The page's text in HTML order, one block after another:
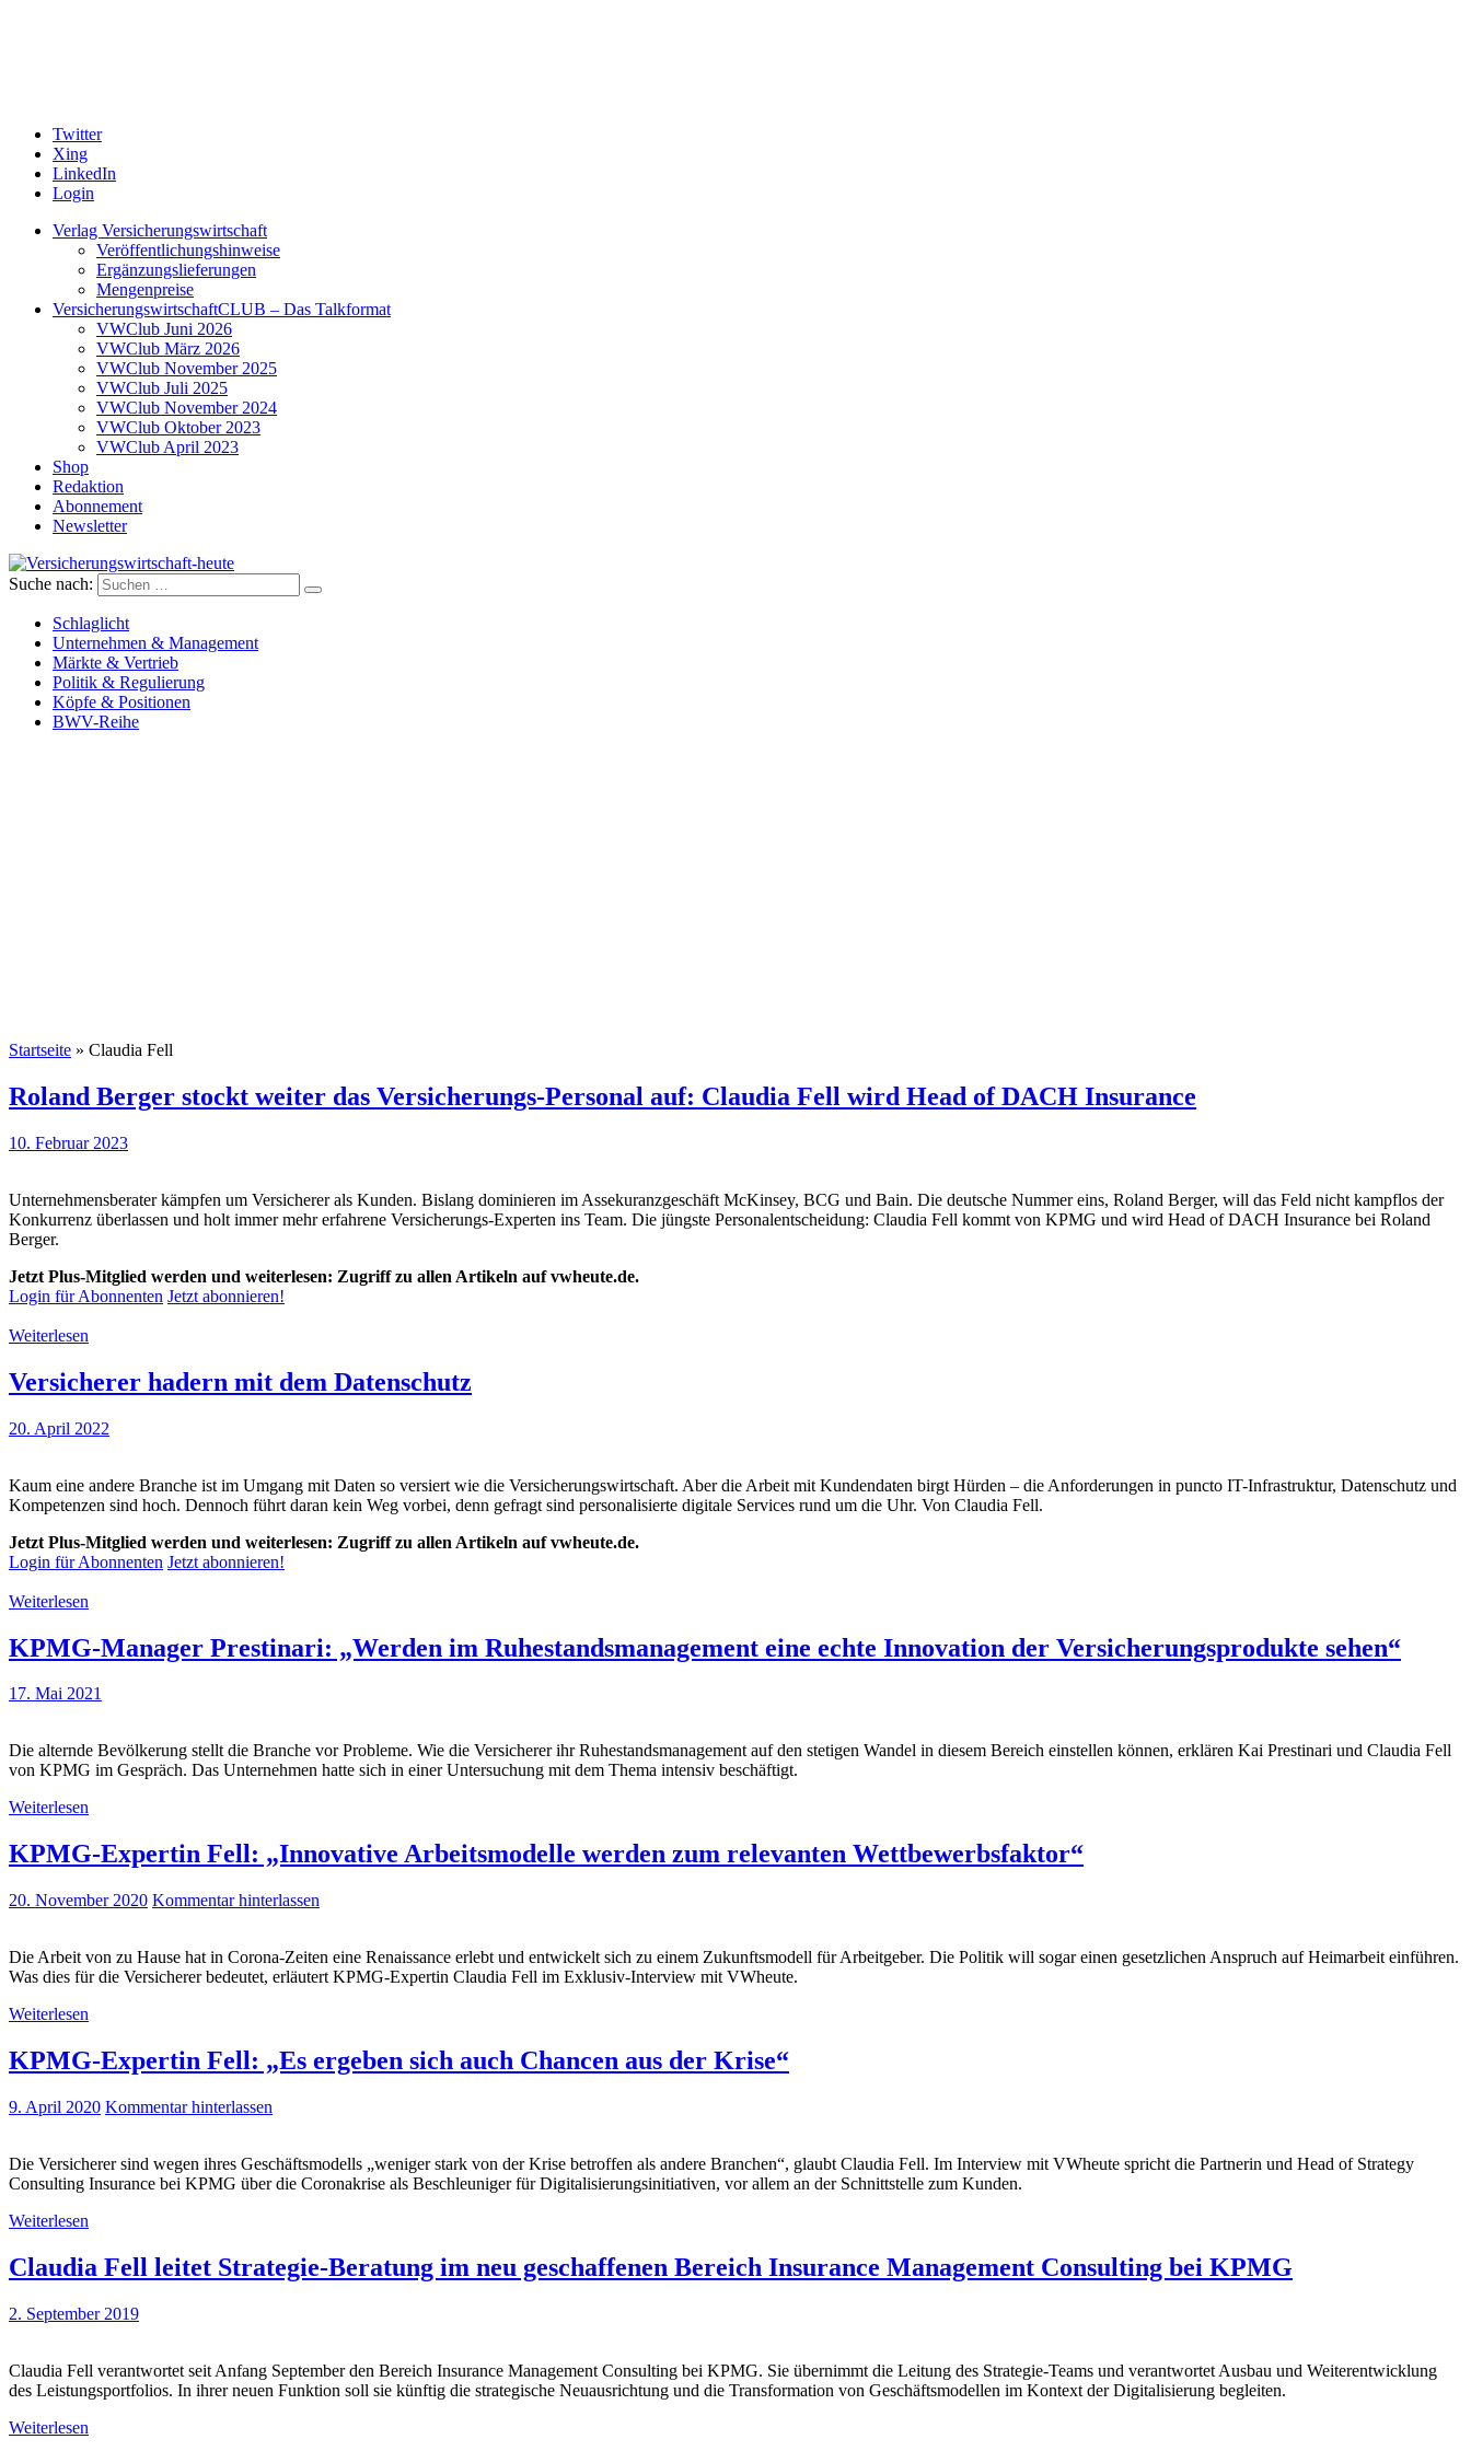
Twitter
Xing
LinkedIn
Login
Verlag Versicherungswirtschaft
Veröffentlichungshinweise
Ergänzungslieferungen
Mengenpreise
VersicherungswirtschaftCLUB – Das Talkformat
VWClub Juni 2026
VWClub März 2026
VWClub November 2025
VWClub Juli 2025
VWClub November 2024
VWClub Oktober 2023
VWClub April 2023
Shop
Redaktion
Abonnement
Newsletter
Versicherungswirtschaft-heute
Suche nach:
Schlaglicht
Unternehmen & Management
Märkte & Vertrieb
Politik & Regulierung
Köpfe & Positionen
BWV-Reihe
Startseite » Claudia Fell
Roland Berger stockt weiter das Versicherungs-Personal auf: Claudia Fell wird Head of DACH Insurance
10. Februar 2023
Unternehmensberater kämpfen um Versicherer als Kunden. Bislang dominieren im Assekuranzgeschäft McKinsey, BCG und Bain. Die deutsche Nummer eins, Roland Berger, will das Feld nicht kampflos der
Konkurrenz überlassen und holt immer mehr erfahrene Versicherungs-Experten ins Team. Die jüngste Personalentscheidung: Claudia Fell kommt von KPMG und wird Head of DACH Insurance bei Roland
Berger.
Jetzt Plus-Mitglied werden und weiterlesen: Zugriff zu allen Artikeln auf vwheute.de.
Login für Abonnenten Jetzt abonnieren!
Weiterlesen
Versicherer hadern mit dem Datenschutz
20. April 2022
Kaum eine andere Branche ist im Umgang mit Daten so versiert wie die Versicherungswirtschaft. Aber die Arbeit mit Kundendaten birgt Hürden – die Anforderungen in puncto IT-Infrastruktur, Datenschutz und
Kompetenzen sind hoch. Dennoch führt daran kein Weg vorbei, denn gefragt sind personalisierte digitale Services rund um die Uhr. Von Claudia Fell.
Jetzt Plus-Mitglied werden und weiterlesen: Zugriff zu allen Artikeln auf vwheute.de.
Login für Abonnenten Jetzt abonnieren!
Weiterlesen
KPMG-Manager Prestinari: „Werden im Ruhestandsmanagement eine echte Innovation der Versicherungsprodukte sehen“
17. Mai 2021
Die alternde Bevölkerung stellt die Branche vor Probleme. Wie die Versicherer ihr Ruhestandsmanagement auf den stetigen Wandel in diesem Bereich einstellen können, erklären Kai Prestinari und Claudia Fell
von KPMG im Gespräch. Das Unternehmen hatte sich in einer Untersuchung mit dem Thema intensiv beschäftigt.
Weiterlesen
KPMG-Expertin Fell: „Innovative Arbeitsmodelle werden zum relevanten Wettbewerbsfaktor“
20. November 2020 Kommentar hinterlassen
Die Arbeit von zu Hause hat in Corona-Zeiten eine Renaissance erlebt und entwickelt sich zu einem Zukunftsmodell für Arbeitgeber. Die Politik will sogar einen gesetzlichen Anspruch auf Heimarbeit einführen.
Was dies für die Versicherer bedeutet, erläutert KPMG-Expertin Claudia Fell im Exklusiv-Interview mit VWheute.
Weiterlesen
KPMG-Expertin Fell: „Es ergeben sich auch Chancen aus der Krise“
9. April 2020 Kommentar hinterlassen
Die Versicherer sind wegen ihres Geschäftsmodells „weniger stark von der Krise betroffen als andere Branchen“, glaubt Claudia Fell. Im Interview mit VWheute spricht die Partnerin und Head of Strategy
Consulting Insurance bei KPMG über die Coronakrise als Beschleuniger für Digitalisierungsinitiativen, vor allem an der Schnittstelle zum Kunden.
Weiterlesen
Claudia Fell leitet Strategie-Beratung im neu geschaffenen Bereich Insurance Management Consulting bei KPMG
2. September 2019
Claudia Fell verantwortet seit Anfang September den Bereich Insurance Management Consulting bei KPMG. Sie übernimmt die Leitung des Strategie-Teams und verantwortet Ausbau und Weiterentwicklung
des Leistungsportfolios. In ihrer neuen Funktion soll sie künftig die strategische Neuausrichtung und die Transformation von Geschäftsmodellen im Kontext der Digitalisierung begleiten.
Weiterlesen